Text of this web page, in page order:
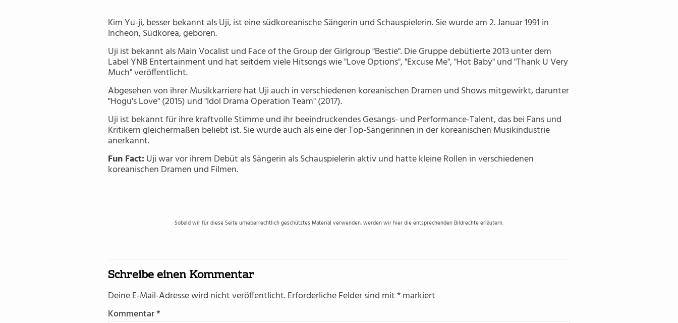
Kim Yu-ji, besser bekannt als Uji, ist eine südkoreanische Sängerin und Schauspielerin. Sie wurde am 2. Januar 1991 in
Incheon, Südkorea, geboren.
Uji ist bekannt als Main Vocalist und Face of the Group der Girlgroup "Bestie". Die Gruppe debütierte 2013 unter dem
Label YNB Entertainment und hat seitdem viele Hitsongs wie "Love Options", "Excuse Me", "Hot Baby" und "Thank U Very
Much" veröffentlicht.
Abgesehen von ihrer Musikkarriere hat Uji auch in verschiedenen koreanischen Dramen und Shows mitgewirkt, darunter
"Hogu's Love" (2015) und "Idol Drama Operation Team" (2017).
Uji ist bekannt für ihre kraftvolle Stimme und ihr beeindruckendes Gesangs- und Performance-Talent, das bei Fans und
Kritikern gleichermaßen beliebt ist. Sie wurde auch als eine der Top-Sängerinnen in der koreanischen Musikindustrie
anerkannt.
Fun Fact: Uji war vor ihrem Debüt als Sängerin als Schauspielerin aktiv und hatte kleine Rollen in verschiedenen
koreanischen Dramen und Filmen.
Sobald wir für diese Seite urheberrechtlich geschütztes Material verwenden, werden wir hier die entsprechenden Bildrechte erläutern.
Schreibe einen Kommentar
Deine E-Mail-Adresse wird nicht veröffentlicht.Erforderliche Felder sind mit*markiert
Kommentar*